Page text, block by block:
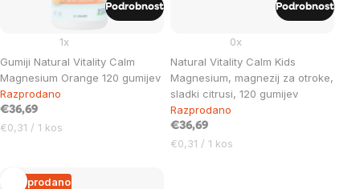
Gumiji Natural Vitality Calm
Magnesium Orange 120 gumijev
1x
Razprodano
€36,69
Cena
€0,31 / 1 kos
Podrobnost
Natural Vitality Calm Kids
Magnesium, magnezij za otroke,
sladki citrusi, 120 gumijev
0x
Razprodano
€36,69
Cena
€0,31 / 1 kos
Podrobnost
Razprodano